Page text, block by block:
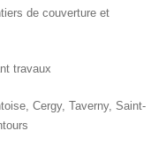
de couverture et
travaux
Cergy, Taverny, Saint-